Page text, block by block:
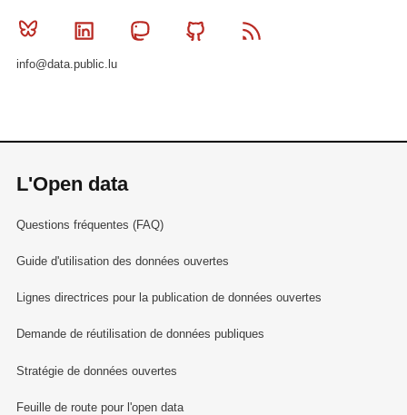
Bluesky Linkedin MastodonGithub
info@data.public.lu
L'Open data
Questions fréquentes (FAQ)
Guide d'utilisation des données ouvertes
Lignes directrices pour la publication de données ouvertes
Demande de réutilisation de données publiques
Stratégie de données ouvertes
Feuille de route pour l'open data